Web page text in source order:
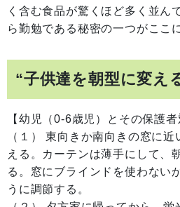
く含む食品が驚くほど多く並ん
ら勤勉である秘密の一つがここ
“子供達を朝型に変え
【幼児（0-6歳児）とその保護
（１） 東向きか南向きの窓に
える。カーテンは薄手にして、
る。窓にブラインドを使わない
うに調節する。